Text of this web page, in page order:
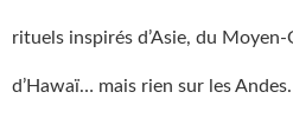
rituels inspirés d’Asie, du
d’Hawaï… mais rien sur les Andes.